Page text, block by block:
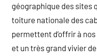
géographique des sites
toiture nationale des
permettent d’offrir à
et un très grand vivier